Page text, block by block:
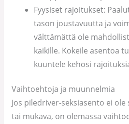
Fyysiset rajoitukset:
tason joustavuutta ja
välttämättä ole
kaikille. Kokeile asentoa
kuuntele kehosi
Vaihtoehtoja ja muunnelmia
Jos piledriver-seksiasento ei
tai mukava, on olemassa